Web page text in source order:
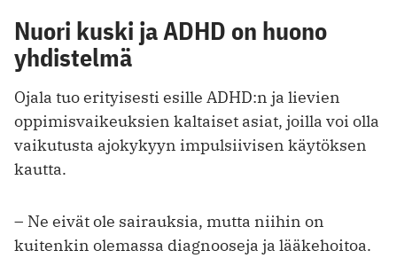
Nuori kuski ja ADHD on huono
yhdistelmä
Ojala tuo erityisesti esille ADHD:n ja lievien
oppimisvaikeuksien kaltaiset asiat, joilla voi olla
vaikutusta ajokykyyn impulsiivisen käytöksen
kautta.
– Ne eivät ole sairauksia, mutta niihin on
kuitenkin olemassa diagnooseja ja lääkehoitoa.